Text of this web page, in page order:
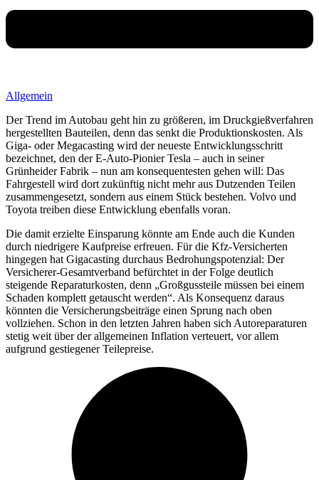
Allgemein
Der Trend im Autobau geht hin zu größeren, im Druckgießverfahren
hergestellten Bauteilen, denn das senkt die Produktionskosten. Als
Giga- oder Megacasting wird der neueste Entwicklungsschritt
bezeichnet, den der E-Auto-Pionier Tesla – auch in seiner
Grünheider Fabrik – nun am konsequentesten gehen will: Das
Fahrgestell wird dort zukünftig nicht mehr aus Dutzenden Teilen
zusammengesetzt, sondern aus einem Stück bestehen. Volvo und
Toyota treiben diese Entwicklung ebenfalls voran.
Die damit erzielte Einsparung könnte am Ende auch die Kunden
durch niedrigere Kaufpreise erfreuen. Für die Kfz-Versicherten
hingegen hat Gigacasting durchaus Bedrohungspotenzial: Der
Versicherer-Gesamtverband befürchtet in der Folge deutlich
steigende Reparaturkosten, denn „Großgussteile müssen bei einem
Schaden komplett getauscht werden“. Als Konsequenz daraus
könnten die Versicherungsbeiträge einen Sprung nach oben
vollziehen. Schon in den letzten Jahren haben sich Autoreparaturen
stetig weit über der allgemeinen Inflation verteuert, vor allem
aufgrund gestiegener Teilepreise.